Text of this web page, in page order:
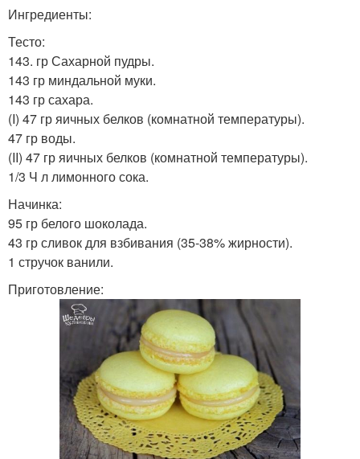
Ингредиенты:
Тесто:
143. гр Сахарной пудры.
143 гр миндальной муки.
143 гр сахара.
(I) 47 гр яичных белков (комнатной температуры).
47 гр воды.
(II) 47 гр яичных белков (комнатной температуры).
1/3 Ч л лимонного сока.
Начинка:
95 гр белого шоколада.
43 гр сливок для взбивания (35-38% жирности).
1 стручок ванили.
Приготовление: